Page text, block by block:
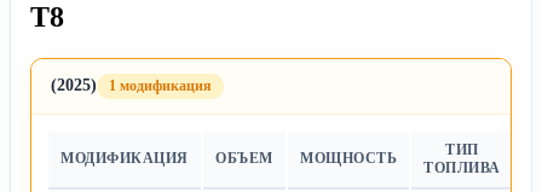
T8
(2025) 1 модификация
МОДИФИКАЦИЯ ОБЪЕМ МОЩНОСТЬ
ТИП
ТОПЛИВА